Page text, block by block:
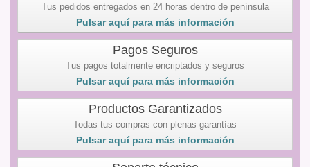
Tus pedidos entregados en 24 horas dentro de península
Pulsar aquí para más información
Pagos Seguros
Tus pagos totalmente encriptados y seguros
Pulsar aquí para más información
Productos Garantizados
Todas tus compras con plenas garantías
Pulsar aquí para más información